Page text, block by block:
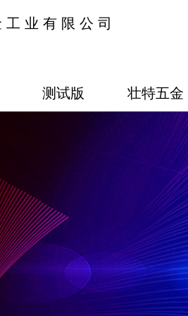
业有限公司
测试版 壮特五金